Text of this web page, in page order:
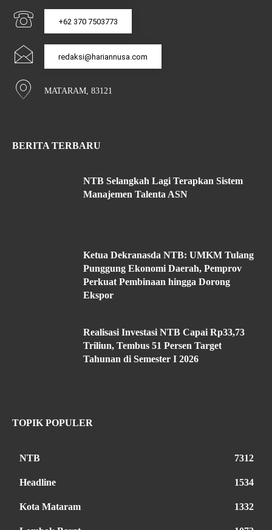
+62 370 7503773
redaksi@hariannusa.com
MATARAM, 83121
BERITA TERBARU
NTB Selangkah Lagi Terapkan Sistem
Manajemen Talenta ASN
Ketua Dekranasda NTB: UMKM Tulang
Punggung Ekonomi Daerah, Pemprov
Perkuat Pembinaan hingga Dorong
Ekspor
Realisasi Investasi NTB Capai Rp33,73
Triliun, Tembus 51 Persen Target
Tahunan di Semester I 2026
TOPIK POPULER
NTB 7312
Headline 1534
Kota Mataram 1332